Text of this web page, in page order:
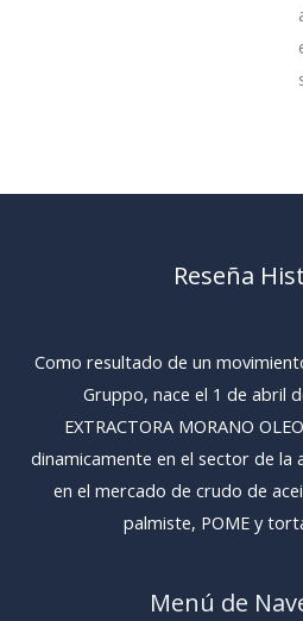
Reseña
Como resultado de un
Gruppo, nace el 1 de abril
EXTRACTORA MORANO
dinamicamente en el sector de la
en el mercado de crudo de
palmiste, POME y
Menú de